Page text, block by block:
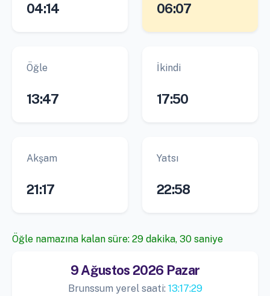
04:14 06:07
Öğle
13:47
İkindi
17:50
Akşam
21:17
Yatsı
22:58
Öğle namazına kalan süre: 29 dakika, 30 saniye
9 Ağustos 2026 Pazar
Brunssum yerel saati: 13:17:29